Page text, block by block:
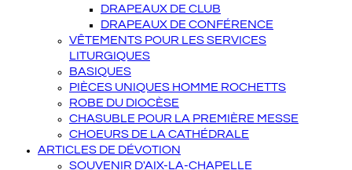
DRAPEAUX DE CLUB
DRAPEAUX DE CONFÉRENCE
VÊTEMENTS POUR LES SERVICES
LITURGIQUES
BASIQUES
PIÈCES UNIQUES HOMME ROCHETTS
ROBE DU DIOCÈSE
CHASUBLE POUR LA PREMIÈRE MESSE
CHOEURS DE LA CATHÉDRALE
ARTICLES DE DÉVOTION
SOUVENIR D'AIX-LA-CHAPELLE